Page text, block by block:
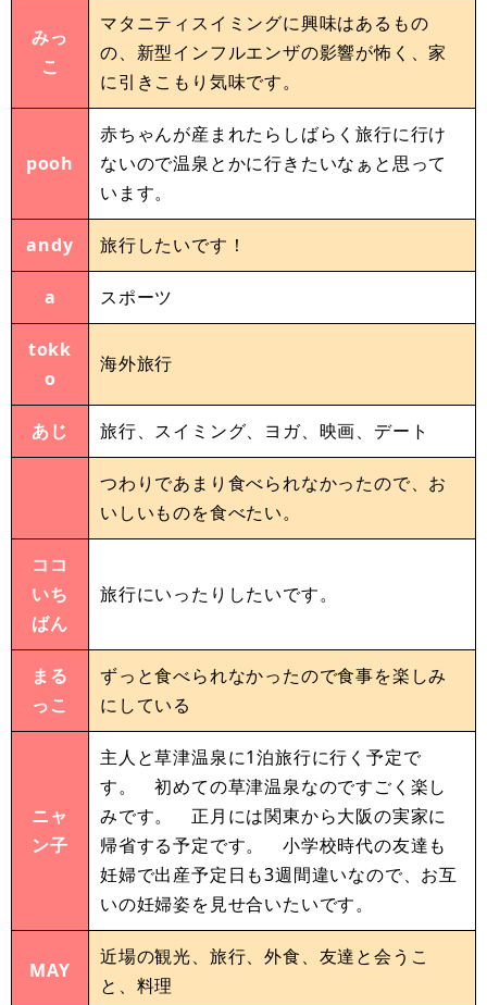
みっ
こ
マタニティスイミングに興味はあるもの
の、新型インフルエンザの影響が怖く、家
に引きこもり気味です。
pooh
赤ちゃんが産まれたらしばらく旅行に行け
ないので温泉とかに行きたいなぁと思って
います。
andy 旅行したいです！
a スポーツ
tokk
o
海外旅行
あじ 旅行、スイミング、ヨガ、映画、デート
つわりであまり食べられなかったので、お
いしいものを食べたい。
ココ
いち
ばん
旅行にいったりしたいです。
まる
っこ
ずっと食べられなかったので食事を楽しみ
にしている
ニャ
ン子
主人と草津温泉に1泊旅行に行く予定で
す。 初めての草津温泉なのですごく楽し
みです。 正月には関東から大阪の実家に
帰省する予定です。 小学校時代の友達も
妊婦で出産予定日も3週間違いなので、お互
いの妊婦姿を見せ合いたいです。
MAY
近場の観光、旅行、外食、友達と会うこ
と、料理